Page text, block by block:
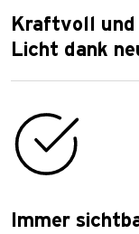
Kraftvoll und
Licht dank
Immer